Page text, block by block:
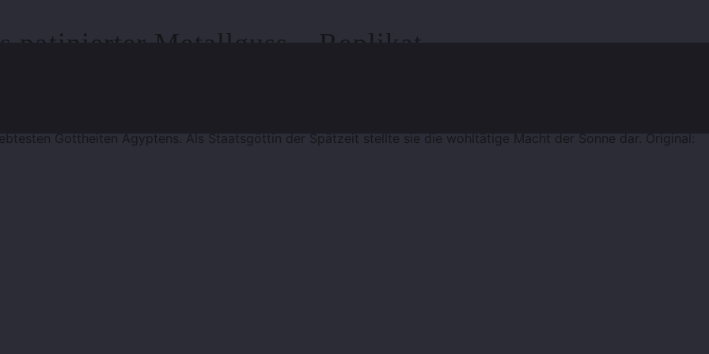
patinierter Metallguss – Replikat
Gottheiten Ägyptens. Als Staatsgöttin der Spätzeit stellte sie die wohltätige Macht der Sonne dar. Original: